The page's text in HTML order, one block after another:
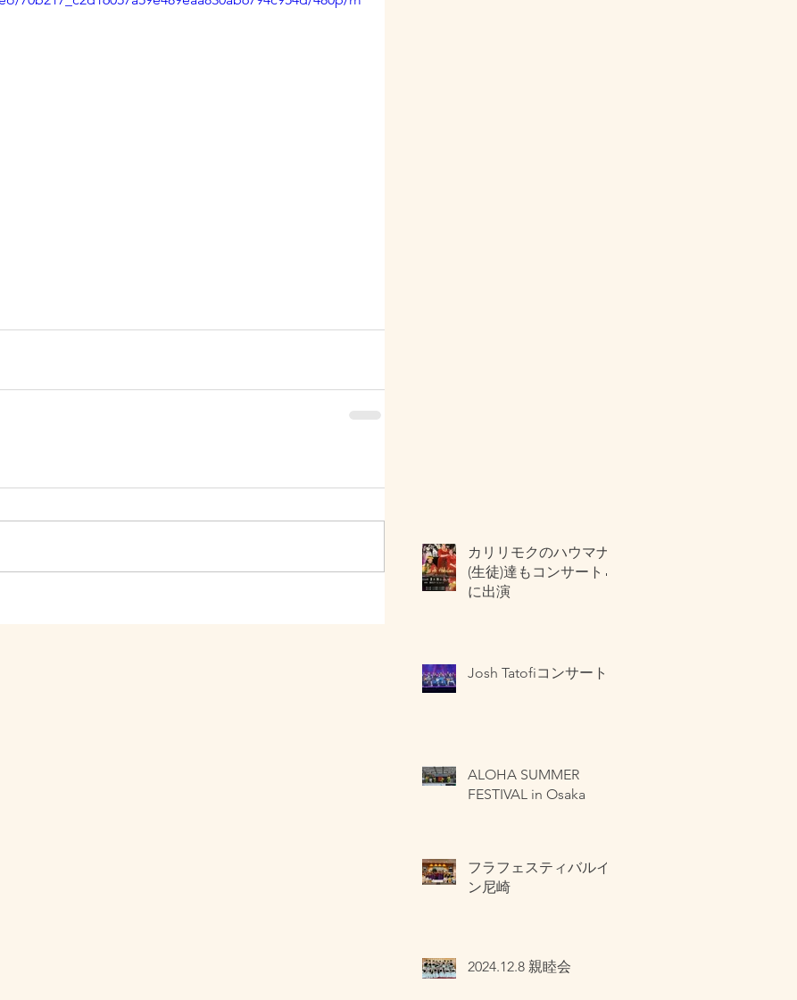
カリリモクのハウマナ
(生徒)達もコンサート🎵
に出演
Josh Tatofiコンサート
ALOHA SUMMER
FESTIVAL in Osaka
フラフェスティバルイ
ン尼崎
2024.12.8 親睦会